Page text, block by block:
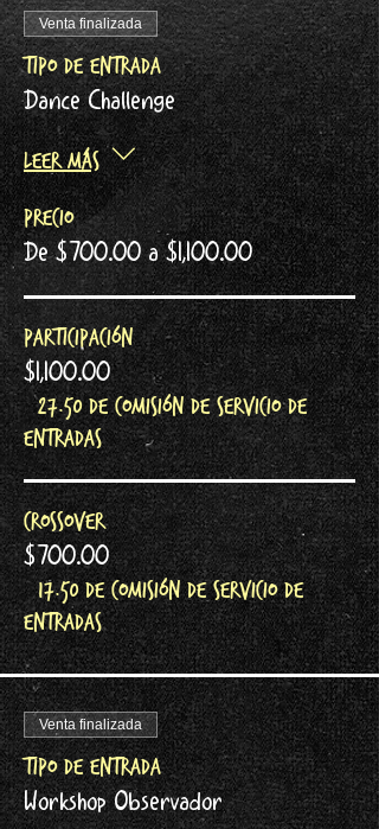
Venta finalizada
Tipo de entrada
Dance Challenge
Leer más
Precio
De $700.00 a $1,100.00
Participación
$1,100.00
+$27.50 de comisión de servicio de
entradas
Crossover
$700.00
+$17.50 de comisión de servicio de
entradas
Venta finalizada
Tipo de entrada
Workshop Observador